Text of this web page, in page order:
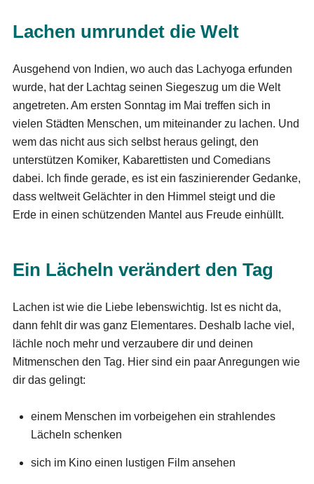
Lachen umrundet die Welt
Ausgehend von Indien, wo auch das Lachyoga erfunden
wurde, hat der Lachtag seinen Siegeszug um die Welt
angetreten. Am ersten Sonntag im Mai treffen sich in
vielen Städten Menschen, um miteinander zu lachen. Und
wem das nicht aus sich selbst heraus gelingt, den
unterstützen Komiker, Kabarettisten und Comedians
dabei. Ich finde gerade, es ist ein faszinierender Gedanke,
dass weltweit Gelächter in den Himmel steigt und die
Erde in einen schützenden Mantel aus Freude einhüllt.
Ein Lächeln verändert den Tag
Lachen ist wie die Liebe lebenswichtig. Ist es nicht da,
dann fehlt dir was ganz Elementares. Deshalb lache viel,
lächle noch mehr und verzaubere dir und deinen
Mitmenschen den Tag. Hier sind ein paar Anregungen wie
dir das gelingt:
einem Menschen im vorbeigehen ein strahlendes
Lächeln schenken
sich im Kino einen lustigen Film ansehen